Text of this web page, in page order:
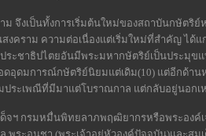
จึงเป็นทั้งการเริ่มต้นใหม่ของสถาบันกษัตริ
สงคราม ความต่อเนื่องแต่เริ่มใหม่ที่สำคัญ ไ
ระชาธิปไตยอันมีพระมหากษัตริย์เป็นประมุข
อุดมการณ์กษัตริย์นิยมแต่เดิม(10) แต่อีกด้า
ระเพณีที่มีมาแต่โบราณกาล แต่กลับอยู่นอกเห
จฯ กรมหมื่นพิทยลาภพฤฒิยากรหรือพระองค์